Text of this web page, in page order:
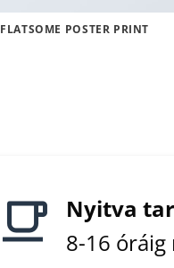
FLATSOME POSTER PRINT
Nyitva
8-16